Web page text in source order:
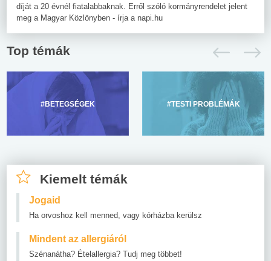
díját a 20 évnél fiatalabbaknak. Erről szóló kormányrendelet jelent
meg a Magyar Közlönyben - írja a napi.hu
Top témák
#BETEGSÉGEK #TESTI PROBLÉMÁK
Kiemelt témák
Jogaid
Ha orvoshoz kell menned, vagy kórházba kerülsz
Mindent az allergiáról
Szénanátha? Ételallergia? Tudj meg többet!